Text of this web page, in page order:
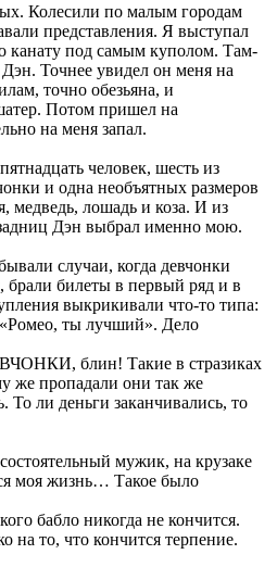
Колесили по малым городам
представления. Я выступал
канату под самым куполом. Там-
Точнее увидел он меня на
точно обезьяна, и
Потом пришел на
на меня запал.
человек, шесть из
и одна необъятных размеров
медведь, лошадь и коза. И из
Дэн выбрал именно мою.
случаи, когда девчонки
брали билеты в первый ряд и в
выкрикивали что-то типа:
ты лучший». Дело
блин! Такие в стразиках
же пропадали они так же
То ли деньги заканчивались, то
мужик, на крузаке
моя жизнь… Такое было
бабло никогда не кончится.
на то, что кончится терпение.